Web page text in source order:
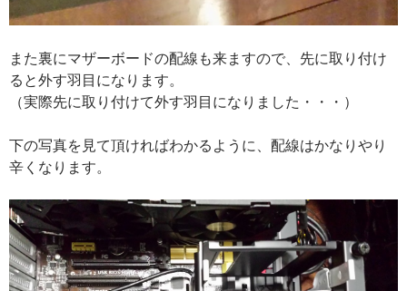
また裏にマザーボードの配線も来ますので、先に取り付け
ると外す羽目になります。
（実際先に取り付けて外す羽目になりました・・・）
下の写真を見て頂ければわかるように、配線はかなりやり
辛くなります。